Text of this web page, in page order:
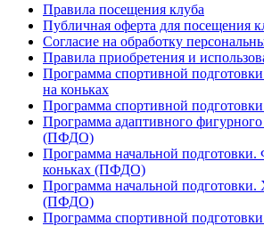
Правила посещения клуба
Публичная оферта для посещения
Согласие на обработку
Правила приобретения и
Программа спортивной
на коньках
Программа спортивной
Программа адаптивного фигурного
(ПФДО)
Программа начальной подготовки.
коньках (ПФДО)
Программа начальной
(ПФДО)
Программа спортивной